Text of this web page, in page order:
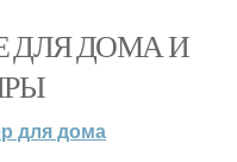
ДЛЯ ДОМА И
для дома